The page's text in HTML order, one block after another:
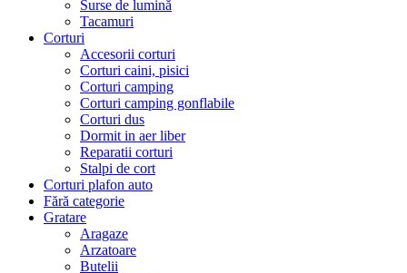
Surse de lumină
Tacamuri
Corturi
Accesorii corturi
Corturi caini, pisici
Corturi camping
Corturi camping gonflabile
Corturi dus
Dormit in aer liber
Reparatii corturi
Stalpi de cort
Corturi plafon auto
Fără categorie
Gratare
Aragaze
Arzatoare
Butelii